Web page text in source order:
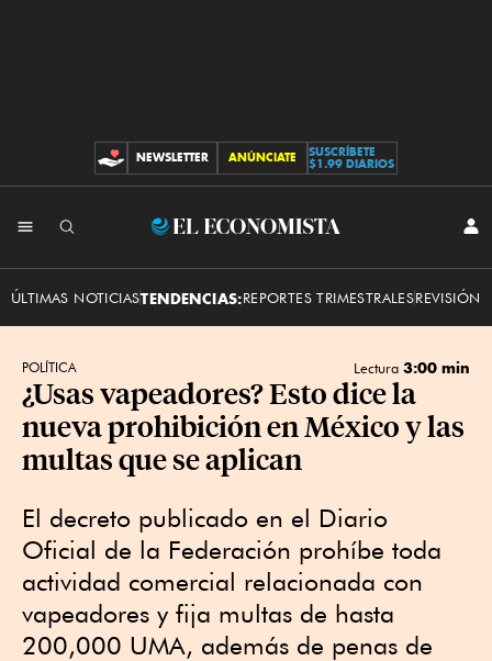
CONTRIBUCIONES
NEWSLETTER ANÚNCIATE
SUSCRÍBETE
$1.99 DIARIOS
El
ÚLTIMAS NOTICIASTENDENCIAS:REPORTES TRIMESTRALESREVISIÓN
POLÍTICA Lectura 3:00 min
¿Usas vapeadores? Esto dice la
nueva prohibición en México y las
multas que se aplican
El decreto publicado en el Diario
Oficial de la Federación prohíbe toda
actividad comercial relacionada con
vapeadores y fija multas de hasta
200,000 UMA, además de penas de